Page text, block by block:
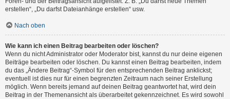
erstellen“, „Du darfst Dateianhänge erstellen“ usw.
Nach oben
Wie kann ich einen Beitrag bearbeiten oder löschen?
Wenn du nicht Administrator oder Moderator bist, kannst du nur deine eigenen
Beiträge bearbeiten oder löschen. Du kannst einen Beitrag bearbeiten, indem
du das „Ändere Beitrag“-Symbol für den entsprechenden Beitrag anklickst;
eventuell ist dies nur für einen begrenzten Zeitraum nach seiner Erstellung
möglich. Wenn bereits jemand auf deinen Beitrag geantwortet hat, wird dein
Beitrag in der Themenansicht als überarbeitet gekennzeichnet. Es wird sowohl